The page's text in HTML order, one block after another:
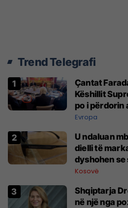
Trend Telegrafi
Çantat
Këshillit
po i përdorin
Evropa
U ndaluan
dielli të
dyshohen
pronësisë
Kosovë
Shqiptarja
në një nga